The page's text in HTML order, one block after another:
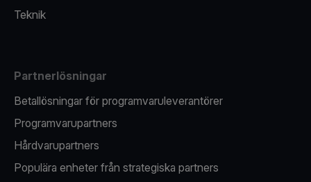
Teknik
Partnerlösningar
Betallösningar för programvaruleverantörer
Programvarupartners
Hårdvarupartners
Populära enheter från strategiska partners